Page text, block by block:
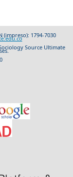
(impreso): 1794-7030
Source Ultimate